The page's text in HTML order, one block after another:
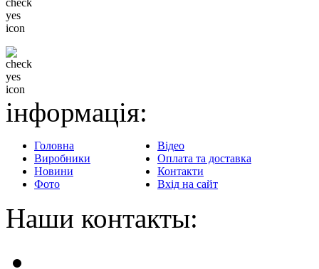
інформація:
Головна
Виробники
Новини
Фото
Відео
Оплата та доставка
Контакти
Вхід на сайт
Наши контакты: